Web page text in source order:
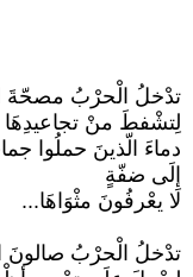
تدْخلُ الْحرْبُ مصحّةَ
لِتشْفطَ منْ تجاعيدِهَا
دماءَ الّذينَ حملُوا
إلَى ضفّةٍ
لَا يعْرفُونَ مثْوَاهَا...
تدْخلُ الْحرْبُ صالونَ